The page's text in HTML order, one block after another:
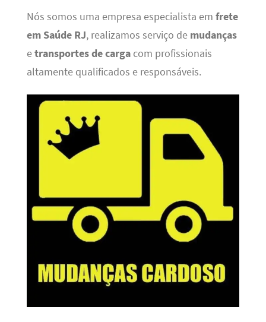
Nós somos uma empresa especialista em frete
em Saúde RJ, realizamos serviço de mudanças
etransportes de cargacom profissionais
altamente qualificados e responsáveis.